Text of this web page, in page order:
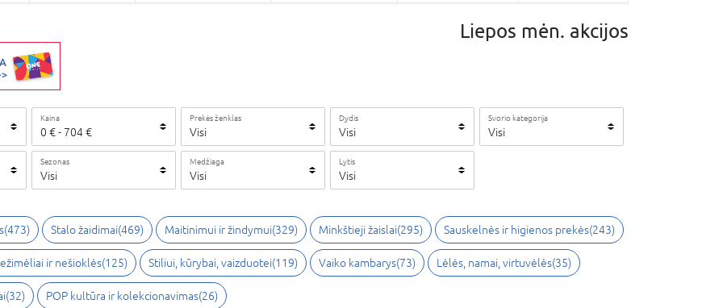
Liepos mėn. akcijos
Kaina
0 €- 704€
Prekės ženklas
Visi
Dydis
Visi
Svorio kategorija
Visi
Sezonas
Visi
Medžiaga
Visi
Lytis
Visi
(473) Stalo žaidimai(469) Maitinimui ir žindymui(329) Minkštieji žaislai(295) Sauskelnės ir higienos prekės(243)
ir nešioklės(125) Stiliui, kūrybai, vaizduotei(119) Vaiko kambarys(73) Lėlės, namai, virtuvėlės(35)
(32) POP kultūra ir kolekcionavimas(26)